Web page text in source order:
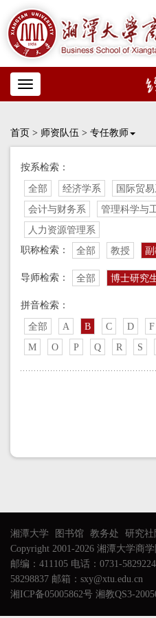
Toggle
navigation
首页 > 师资队伍 > 专任教师
按系检索：
全部 经济学系 国际贸
会计与财务系
管理科学与
人力资源管理系
职称检索：
全部 教授
导师检索： 全部 博士研究
拼音检索：
全部 A B C D F
M
O P Q R S
湘潭大学 图书馆 教务处 研究社
Copyright 2001-2026 湘潭大学商
邮编：411105 电话：0731-
58298837 邮箱：sxy@xtu.edu.cn
湘ICP备05005862号 湘教QS3-